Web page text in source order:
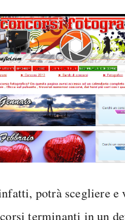
potrà scegliere e
terminanti in un